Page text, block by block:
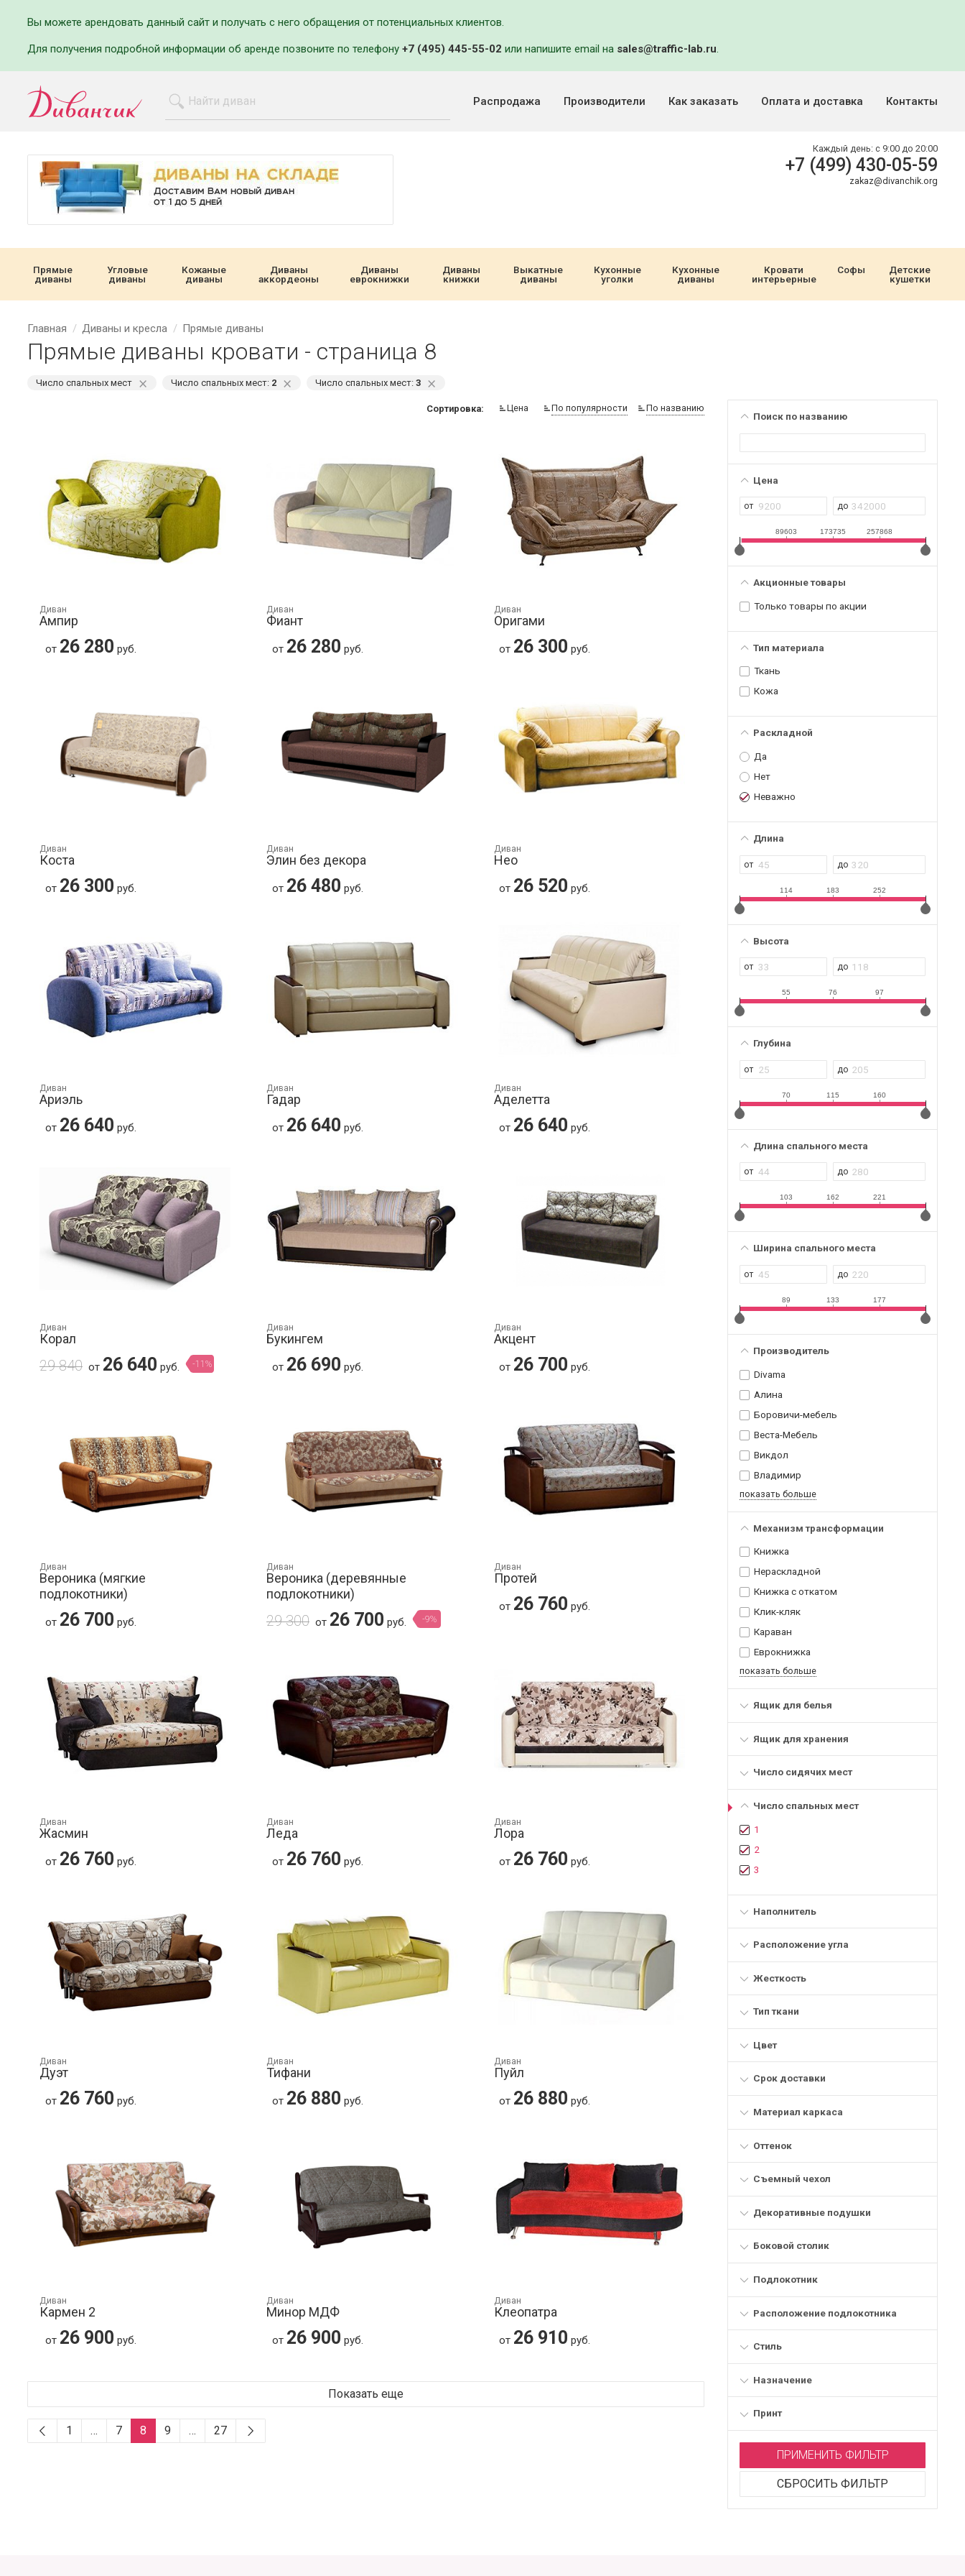
Вы можете арендовать данный сайт и получать с него обращения от потенциальных клиентов.
Для получения подробной информации об аренде позвоните по телефону +7 (495) 445-55-02 или напишите email на sales@traffic-lab.ru.
Распродажа Производители Как заказать Оплата и доставка Контакты
Каждый день: с 9:00 до 20:00
+7 (499) 430-05-59
zakaz@divanchik.org
Прямые
диваны
Угловые
диваны
Кожаные
диваны
Диваны
аккордеоны
Диваны
еврокнижки
Диваны
книжки
Выкатные
диваны
Кухонные
уголки
Кухонные
диваны
Кровати
интерьерные
Софы
Детские
кушетки
Главная Диваны и кресла Прямые диваны
Прямые диваны кровати - страница 8
Поиск по названию
Цена
89603 173735 257868
Акционные товары
Только товары по акции
Тип материала
Ткань
Кожа
Раскладной
Да
Нет
Неважно
Длина
114 183 252
Высота
55 76 97
Глубина
70 115 160
Длина спального места
103 162 221
Ширина спального места
89 133 177
Производитель
Divama
Алина
Боровичи-мебель
Веста-Мебель
Викдол
Владимир
показать больше
Механизм трансформации
Книжка
Нераскладной
Книжка с откатом
Клик-кляк
Караван
Еврокнижка
показать больше
Ящик для белья
Ящик для хранения
Число сидячих мест
Число спальных мест
1
2
3
Наполнитель
Расположение угла
Жесткость
Тип ткани
Цвет
Срок доставки
Материал каркаса
Оттенок
Съемный чехол
Декоративные подушки
Боковой столик
Подлокотник
Расположение подлокотника
Стиль
Назначение
Принт
ПРИМЕНИТЬ ФИЛЬТР
СБРОСИТЬ ФИЛЬТР
Число спальных мест ⨯ Число спальных мест: 2 ⨯ Число спальных мест: 3 ⨯
Сортировка: Цена По популярности По названию
Диван
Ампир
от 26 280 руб.
Диван
Фиант
от 26 280 руб.
Диван
Оригами
от 26 300 руб.
Диван
Коста
от 26 300 руб.
Диван
Элин без декора
от 26 480 руб.
Диван
Нео
от 26 520 руб.
Диван
Ариэль
от 26 640 руб.
Диван
Гадар
от 26 640 руб.
Диван
Аделетта
от 26 640 руб.
Диван
Корал
29 840 от 26 640 руб. -11%
Диван
Букингем
от 26 690 руб.
Диван
Акцент
от 26 700 руб.
Диван
Вероника (мягкие
подлокотники)
от 26 700 руб.
Диван
Вероника (деревянные
подлокотники)
29 300 от 26 700 руб. -9%
Диван
Протей
от 26 760 руб.
Диван
Жасмин
от 26 760 руб.
Диван
Леда
от 26 760 руб.
Диван
Лора
от 26 760 руб.
Диван
Дуэт
от 26 760 руб.
Диван
Тифани
от 26 880 руб.
Диван
Пуйл
от 26 880 руб.
Диван
Кармен 2
от 26 900 руб.
Диван
Минор МДФ
от 26 900 руб.
Диван
Клеопатра
от 26 910 руб.
Показать еще
1 … 7 8 9 … 27